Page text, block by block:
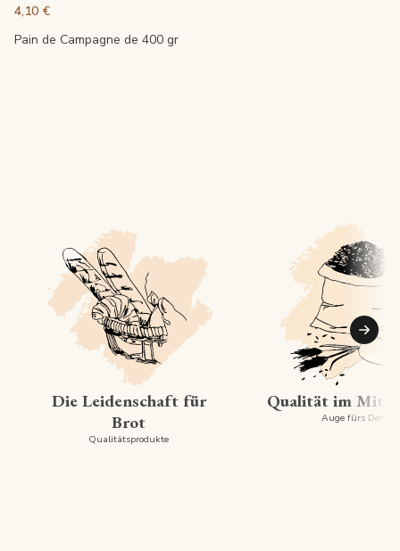
4,10 €
Pain de Campagne de 400 gr
Die Leidenschaft für
Brot
Qualitätsprodukte
Qualität im
Auge fürs Detail